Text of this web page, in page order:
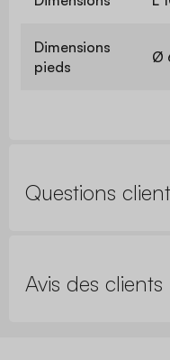
Dimensions
pieds
Ø
Questions
Avis des clients